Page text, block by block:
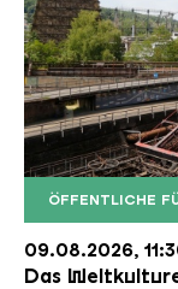
ÖFFENTLICHE
Der
Copyright:
09.08.2026,
Das